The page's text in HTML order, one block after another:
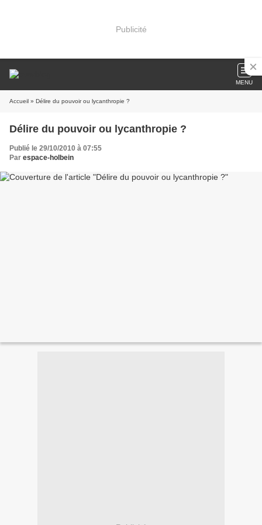
Publicité
MENU
Accueil » Délire du pouvoir ou lycanthropie ?
Délire du pouvoir ou lycanthropie ?
Publié le 29/10/2010 à 07:55
Par espace-holbein